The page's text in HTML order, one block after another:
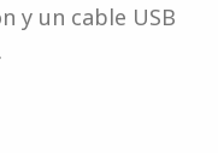
y un cable USB